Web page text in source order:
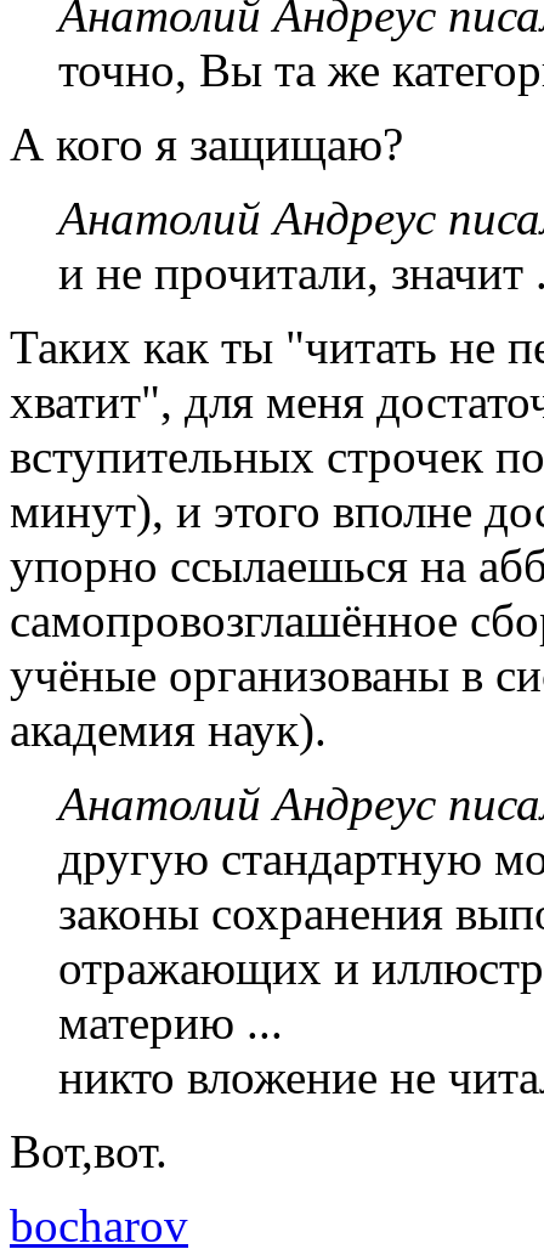
Анатолий Андреус
точно, Вы та же
А кого я защищаю?
Анатолий Андреус
и не прочитали, значит
Таких как ты "читать не
хватит", для меня
вступительных строчек
минут), и этого вполне
упорно ссылаешься на
самопровозглашённое
учёные организованы в
академия наук).
Анатолий Андреус
другую стандартную
законы сохранения
отражающих и
материю ...
никто вложение не
Вот,вот.
bocharov